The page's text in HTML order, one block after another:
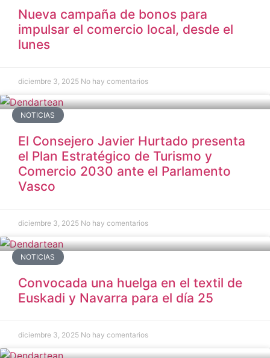
Nueva campaña de bonos para
impulsar el comercio local, desde el
lunes
diciembre 3, 2025 No hay comentarios
NOTICIAS
El Consejero Javier Hurtado presenta
el Plan Estratégico de Turismo y
Comercio 2030 ante el Parlamento
Vasco
diciembre 3, 2025 No hay comentarios
NOTICIAS
Convocada una huelga en el textil de
Euskadi y Navarra para el día 25
diciembre 3, 2025 No hay comentarios